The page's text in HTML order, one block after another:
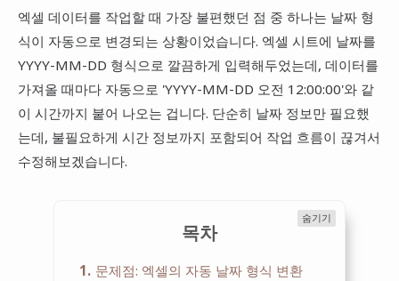
엑셀 데이터를 작업할 때 가장 불편했던 점 중 하나는 날짜 형
식이 자동으로 변경되는 상황이었습니다. 엑셀 시트에 날짜를
YYYY-MM-DD 형식으로 깔끔하게 입력해두었는데, 데이터를
가져올 때마다 자동으로 'YYYY-MM-DD 오전 12:00:00'와 같
이 시간까지 붙어 나오는 겁니다. 단순히 날짜 정보만 필요했
는데, 불필요하게 시간 정보까지 포함되어 작업 흐름이 끊겨서
수정해보겠습니다.
목차
숨기기
1 문제점: 엑셀의 자동 날짜 형식 변환